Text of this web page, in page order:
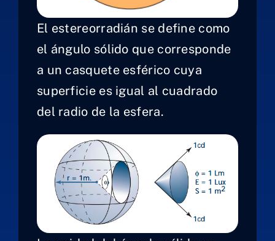
El estereorradián se define como
el ángulo sólido que corresponde
a un casquete esférico cuya
superficie es igual al cuadrado
del radio de la esfera.